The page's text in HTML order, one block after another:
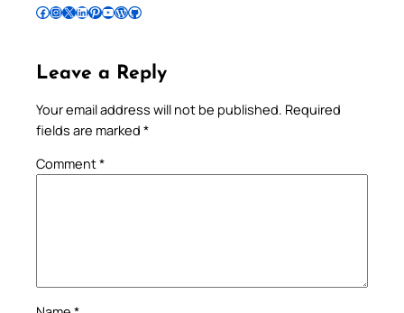
Follow Pradeep on Facebook Follow Pradeep on InstagramFollow Pradeep on X Follow Pradeep on LinkedIn Follow Pradeep on Pinterest Subscribe to Pradeep’s Youtube Channel Follow Pradeep on WordPress Follow Pradeep on GitHub
Leave a Reply
Your email address will not be published. Required
fields are marked *
Comment*